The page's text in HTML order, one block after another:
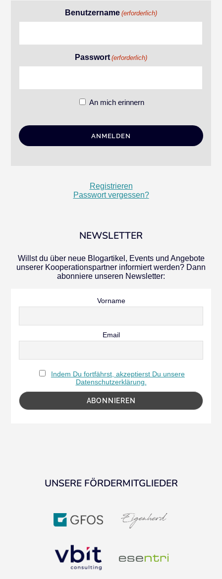
Benutzername (erforderlich)
Passwort (erforderlich)
An mich erinnern
Registrieren
Passwort vergessen?
NEWSLETTER
Willst du über neue Blogartikel, Events und Angebote
unserer Kooperationspartner informiert werden? Dann
abonniere unseren Newsletter:
Vorname
Email
Indem Du fortfährst, akzeptierst Du unsere
Datenschutzerklärung.
UNSERE FÖRDERMITGLIEDER